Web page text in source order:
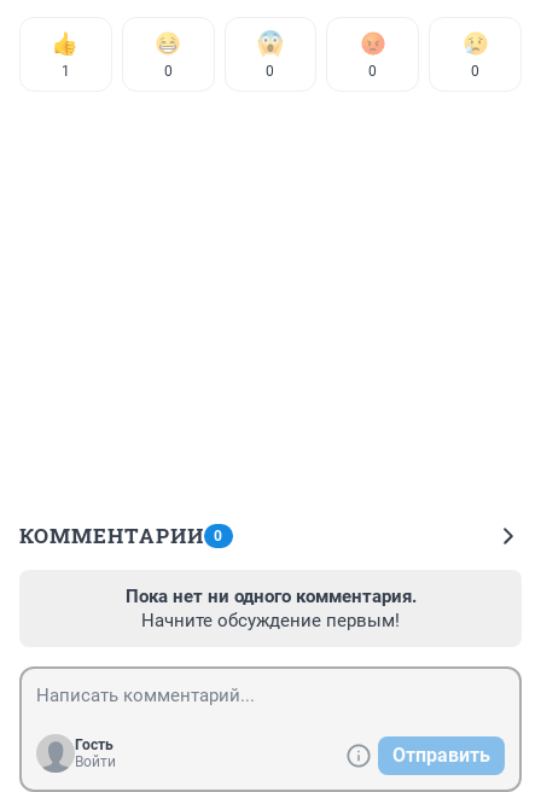
1 0 0 0 0
КОММЕНТАРИИ 0
Пока нет ни одного комментария.
Начните обсуждение первым!
Гость
Войти
Отправить